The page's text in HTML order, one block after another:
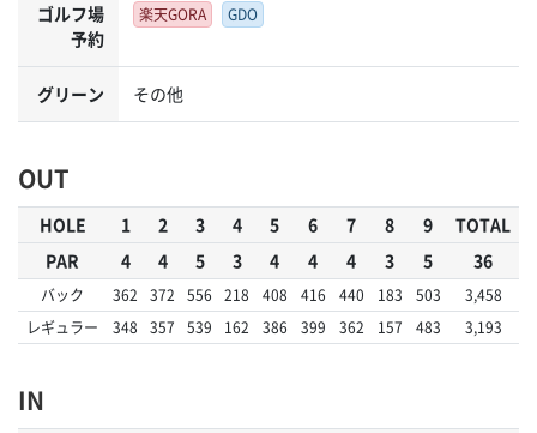
ゴルフ場
予約
楽天GORA GDO
グリーン その他
OUT
HOLE 1 2 3 4 5 6 7 8 9
TOTAL
PAR
4 4 5 3 4 4 4 3 5 36
バック 362 372 556 218 408 416 440 183 503
3,458
レギュラー
348 357 539 162 386 399 362 157 483 3,193
IN